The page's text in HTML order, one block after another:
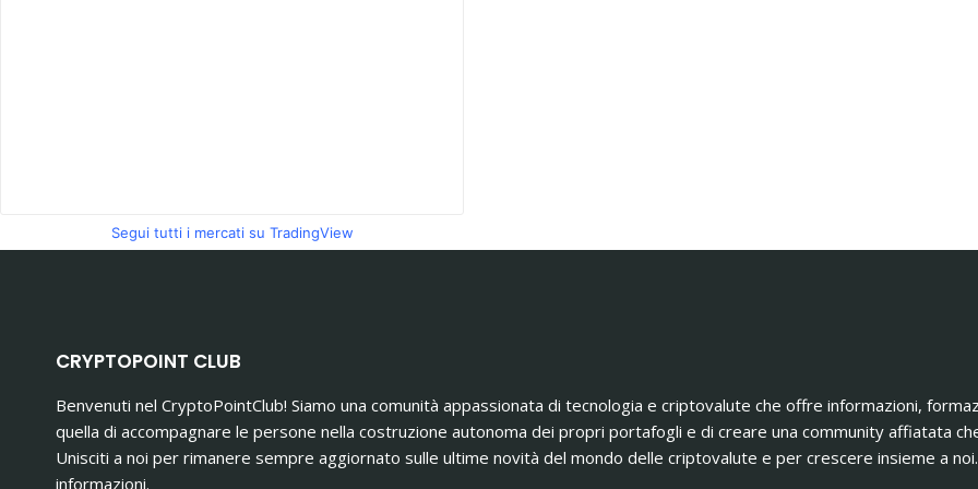
Segui tutti i mercati su TradingView
CRYPTOPOINT CLUB
Benvenuti nel CryptoPointClub! Siamo una comunità appassionata di tecnologia e criptovalute che offre informazioni,
quella di accompagnare le persone nella costruzione autonoma dei propri portafogli e di creare una community affiatata
Unisciti a noi per rimanere sempre aggiornato sulle ultime novità del mondo delle criptovalute e per crescere insieme a
informazioni.